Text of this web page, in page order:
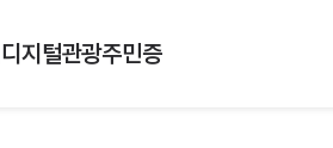
디지털관광주민증